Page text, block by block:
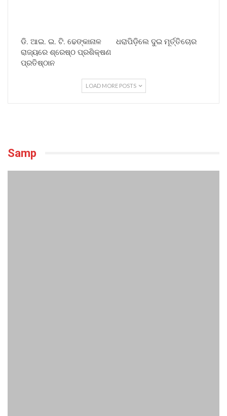
ଡି. ଆଇ. ଇ. ଟି. ଢେଙ୍କାନାଳ
ରାଜ୍ୟରେ ଶ୍ରେଷ୍ଠ ପ୍ରଶିକ୍ଷଣ
ପ୍ରତିଷ୍ଠାନ
ଧରାପିଡ଼ିଲେ ଦୁଇ ମୂର୍ତ୍ତିଚୋର
LOAD MORE POSTS
Samp